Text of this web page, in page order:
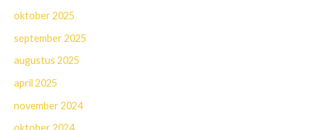
oktober 2025
september 2025
augustus 2025
april 2025
november 2024